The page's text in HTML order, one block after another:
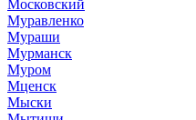
Московский
Муравленко
Мураши
Мурманск
Муром
Мценск
Мыски